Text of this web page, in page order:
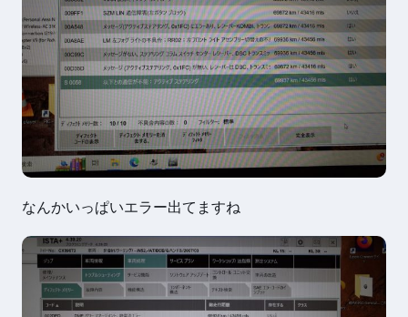
なんかいっぱいエラー出てますね